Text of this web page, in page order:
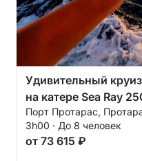
Удивительный круиз
на катере Sea Ray
Порт Протарас,
3h00 · До 8 человек
от 73 615 ₽